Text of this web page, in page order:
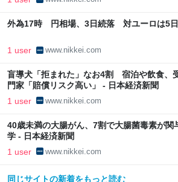
外為17時 円相場、3日続落 対ユーロは5日
1 user www.nikkei.com
盲導犬「拒まれた」なお4割 宿泊や飲食
門家「賠償リスク高い」 - 日本経済新聞
1 user www.nikkei.com
40歳未満の大腸がん、7割で大腸菌毒素が
学 - 日本経済新聞
1 user www.nikkei.com
同じサイトの新着をもっと読む